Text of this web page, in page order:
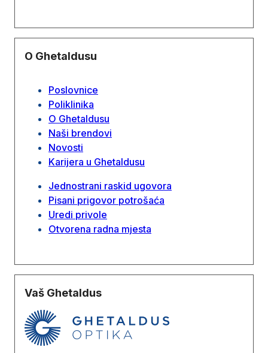
O Ghetaldusu
Poslovnice
Poliklinika
O Ghetaldusu
Naši brendovi
Novosti
Karijera u Ghetaldusu
Jednostrani raskid ugovora
Pisani prigovor potrošaća
Uredi privole
Otvorena radna mjesta
Vaš Ghetaldus